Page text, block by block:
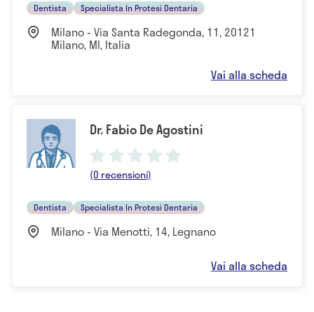
Dentista Specialista In Protesi Dentaria
Milano - Via Santa Radegonda, 11, 20121
Milano, MI, Italia
Vai alla scheda
Dr. Fabio De Agostini
(0 recensioni)
Dentista Specialista In Protesi Dentaria
Milano - Via Menotti, 14, Legnano
Vai alla scheda